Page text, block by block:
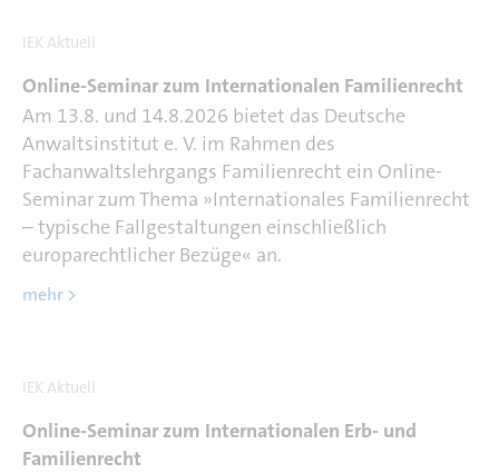
IEK Aktuell
Online-Seminar zum Internationalen Familienrecht
Am 13.8. und 14.8.2026 bietet das Deutsche
Anwaltsinstitut e. V. im Rahmen des
Fachanwaltslehrgangs Familienrecht ein Online-
Seminar zum Thema »Internationales Familienrecht
– typische Fallgestaltungen einschließlich
europarechtlicher Bezüge« an.
mehr >
IEK Aktuell
Online-Seminar zum Internationalen Erb- und
Familienrecht